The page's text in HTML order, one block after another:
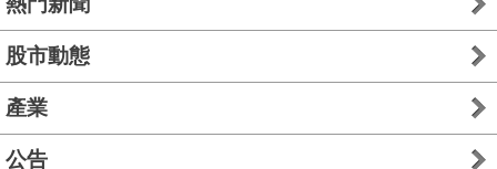
股市動態
產業
公告